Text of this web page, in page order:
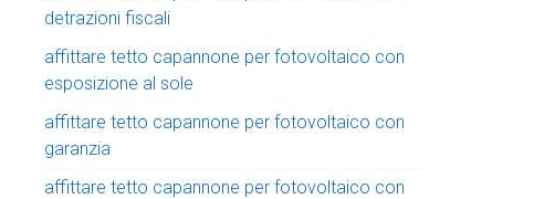
detrazioni fiscali
affittare tetto capannone per fotovoltaico con
esposizione al sole
affittare tetto capannone per fotovoltaico con
garanzia
affittare tetto capannone per fotovoltaico con